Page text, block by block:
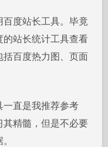
度站长工具。毕竟
的站长统计工具查看
括百度热力图、页面
直是我推荐参考
其精髓，但是不必要